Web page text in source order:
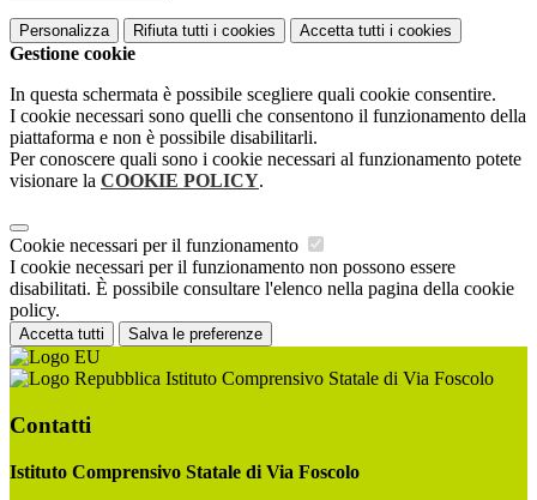
Personalizza Rifiuta tutti i cookies Accetta tutti i cookies
Gestione cookie
In questa schermata è possibile scegliere quali cookie consentire.
I cookie necessari sono quelli che consentono il funzionamento della
piattaforma e non è possibile disabilitarli.
Per conoscere quali sono i cookie necessari al funzionamento potete
visionare la COOKIE POLICY.
Cookie necessari per il funzionamento
I cookie necessari per il funzionamento non possono essere
disabilitati. È possibile consultare l'elenco nella pagina della cookie
policy.
Accetta tutti Salva le preferenze
Istituto Comprensivo Statale di Via Foscolo
Contatti
Istituto Comprensivo Statale di Via Foscolo